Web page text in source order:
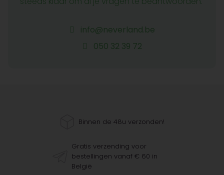
info@neverland.be
050 32 39 72
Binnen de 48u verzonden!
Gratis verzending voor
bestellingen vanaf € 60 in
België